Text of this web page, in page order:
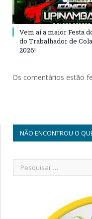
Vem aí a maior Festa
do Trabalhador de
2026!
Os comentários estão
NÃO ENCONTROU O